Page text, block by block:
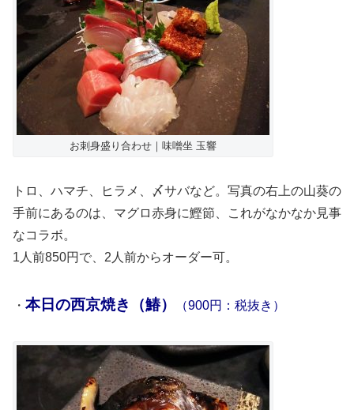
お刺身盛り合わせ｜味噌坐 玉響
トロ、ハマチ、ヒラメ、〆サバなど。写真の右上の山葵の
手前にあるのは、マグロ赤身に鰹節、これがなかなか見事
なコラボ。
1人前850円で、2人前からオーダー可。
・ 本日の西京焼き（鰆） （900円：税抜き）